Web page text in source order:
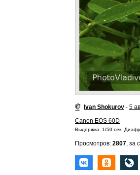
Ivan Shokurov - 5
Canon EOS 60D
Выдержка: 1/50 сек.
Просмотров: 2807, за